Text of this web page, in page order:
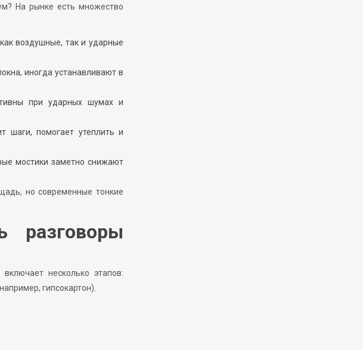
На рынке есть множество
воздушные, так и ударные
иногда устанавливают в
при ударных шумах и
шаги, помогает утеплить и
мостики заметно снижают
но современные тонкие
разговоры
несколько этапов:
гипсокартон).